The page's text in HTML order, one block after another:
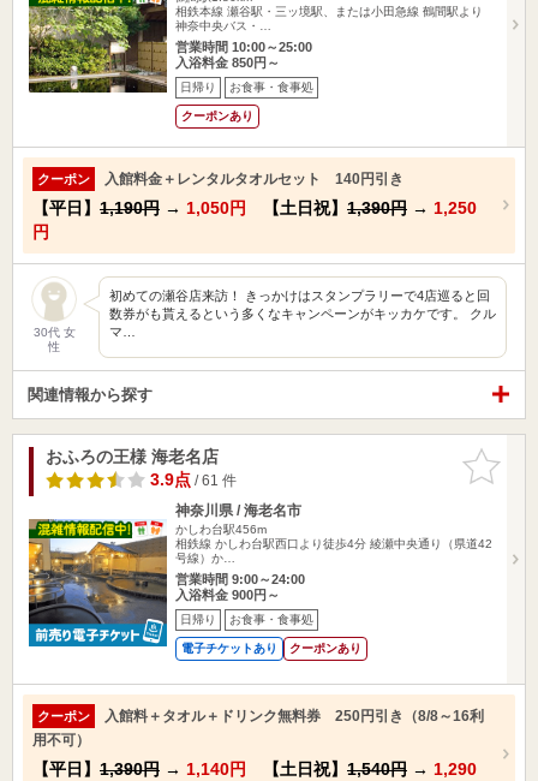
相鉄本線 瀬谷駅・三ッ境駅、または小田急線 鶴間駅より
神奈中央バス・…
営業時間 10:00～25:00
入浴料金 850円～
日帰り お食事・食事処
クーポンあり
クーポン 入館料金＋レンタルタオルセット 140円引き
【平日】 1,190円 → 1,050円 【土日祝】 1,390円 → 1,250
円
30代 女
性
初めての瀬谷店来訪！ きっかけはスタンプラリーで4店巡ると回
数券がも貰えるという多くなキャンペーンがキッカケです。 クル
マ…
関連情報から探す
お気に入
りに追加
おふろの王様 海老名店
3.9点/ 61 件
神奈川県 / 海老名市
かしわ台駅456m
相鉄線 かしわ台駅西口より徒歩4分 綾瀬中央通り（県道42
号線）か…
営業時間 9:00～24:00
入浴料金 900円～
日帰り お食事・食事処
電子チケットあり クーポンあり
クーポン
入館料＋タオル＋ドリンク無料券 250円引き（8/8～16利
用不可）
【平日】 1,390円 → 1,140円 【土日祝】 1,540円 → 1,290